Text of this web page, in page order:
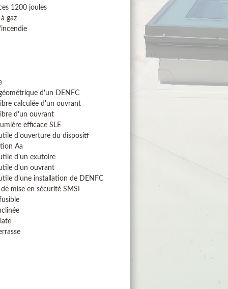
1200 joules
gaz
d'un DENFC
calculée d'un ouvrant
d'un ouvrant
efficace SLE
d'ouverture du dispositf
Aa
d'un exutoire
d'un ouvrant
d'une installation de DENFC
mise en sécurité SMSI